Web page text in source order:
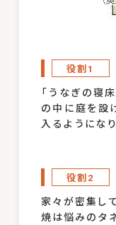
役割1
「うなぎの寝
の中に庭を設
入るようにな
役割2
家々が密集し
焼は悩みのタ